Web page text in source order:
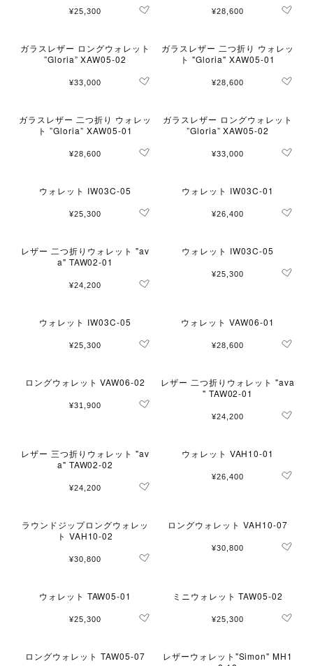
¥25,300 ¥28,600
ガラスレザー ロングウォレット
”Gloria” XAW05-02
¥33,000
ガラスレザー 二つ折り ウォレッ
ト "Gloria" XAW05-01
¥28,600
ガラスレザー 二つ折り ウォレッ
ト ”Gloria” XAW05-01
¥28,600
ガラスレザー ロングウォレット
”Gloria” XAW05-02
¥33,000
ウォレット IW03C-05
¥25,300
ウォレット IW03C-01
¥26,400
レザー 二つ折りウォレット "av
a" TAW02-01
¥24,200
ウォレット IW03C-05
¥25,300
ウォレット IW03C-05
¥25,300
ウォレット VAW06-01
¥28,600
ロングウォレット VAW06-02
¥31,900
レザー 二つ折りウォレット "ava
" TAW02-01
¥24,200
レザー 三つ折りウォレット "av
a" TAW02-02
¥24,200
ウォレット VAH10-01
¥26,400
ラウンドジップロングウォレッ
ト VAH10-02
¥30,800
ロングウォレット VAH10-07
¥30,800
ウォレット TAW05-01
¥25,300
ミニウォレット TAW05-02
¥25,300
ロングウォレット TAW05-07
レザーウォレット"Simon" MH1